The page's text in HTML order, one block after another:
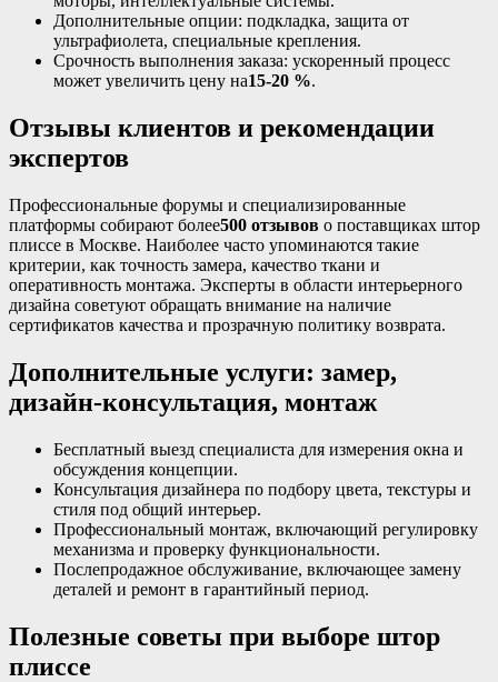
Дополнительные опции: подкладка, защита от
ультрафиолета, специальные крепления.
Срочность выполнения заказа: ускоренный процесс
может увеличить цену на15‑20 %.
Отзывы клиентов и рекомендации
экспертов
Профессиональные форумы и специализированные
платформы собирают более500 отзывов о поставщиках штор
плиссе в Москве. Наиболее часто упоминаются такие
критерии, как точность замера, качество ткани и
оперативность монтажа. Эксперты в области интерьерного
дизайна советуют обращать внимание на наличие
сертификатов качества и прозрачную политику возврата.
Дополнительные услуги: замер,
дизайн‑консультация, монтаж
Бесплатный выезд специалиста для измерения окна и
обсуждения концепции.
Консультация дизайнера по подбору цвета, текстуры и
стиля под общий интерьер.
Профессиональный монтаж, включающий регулировку
механизма и проверку функциональности.
Послепродажное обслуживание, включающее замену
деталей и ремонт в гарантийный период.
Полезные советы при выборе штор
плиссе